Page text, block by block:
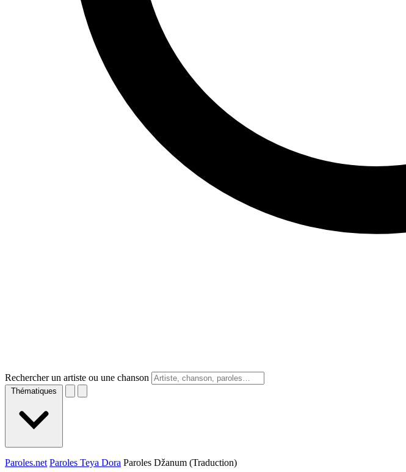
Rechercher un artiste ou une chanson
Thématiques
Paroles.net Paroles Teya Dora Paroles Džanum (Traduction)